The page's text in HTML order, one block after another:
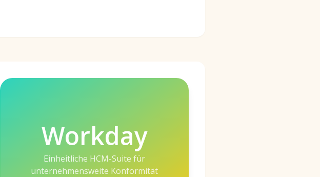
Workday
Einheitliche HCM-Suite für
unternehmensweite Konformität